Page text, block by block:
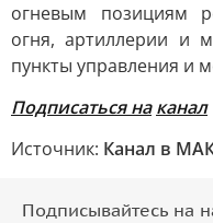
огневым позициям
огня, артиллерии и
пункты управления и
Подписаться на канал
Источник: Канал в
Подписывайтесь на